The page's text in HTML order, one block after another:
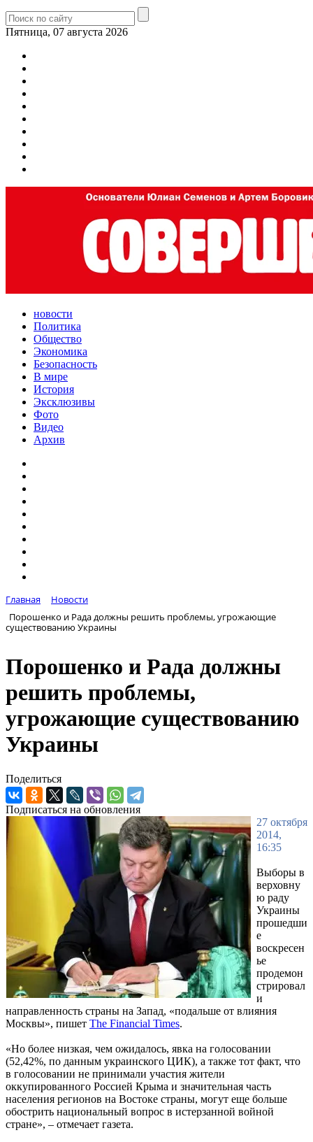
Пятница, 07 августа 2026
новости
Политика
Общество
Экономика
Безопасность
В мире
История
Эксклюзивы
Фото
Видео
Архив
Главная
Новости
Порошенко и Рада должны решить проблемы, угрожающие
существованию Украины
Порошенко и Рада должны
решить проблемы,
угрожающие существованию
Украины
Поделиться
Подписаться на обновления
27 октября
2014,
16:35
Выборы в
верховну
ю раду
Украины
прошедши
е
воскресен
ье
продемон
стрировал
и
направленность страны на Запад, «подальше от влияния
Москвы», пишет The Financial Times.
«Но более низкая, чем ожидалось, явка на голосовании
(52,42%, по данным украинского ЦИК), а также тот факт, что
в голосовании не принимали участия жители
оккупированного Россией Крыма и значительная часть
населения регионов на Востоке страны, могут еще больше
обострить национальный вопрос в истерзанной войной
стране», – отмечает газета.